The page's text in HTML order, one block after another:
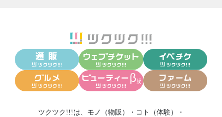
ツクツク!!!は、 モノ（物販） ・ コト（体験）
・